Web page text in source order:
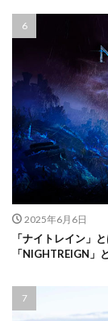
2025年6月6日
「ナイトレイン」
「NIGHTREIGN」